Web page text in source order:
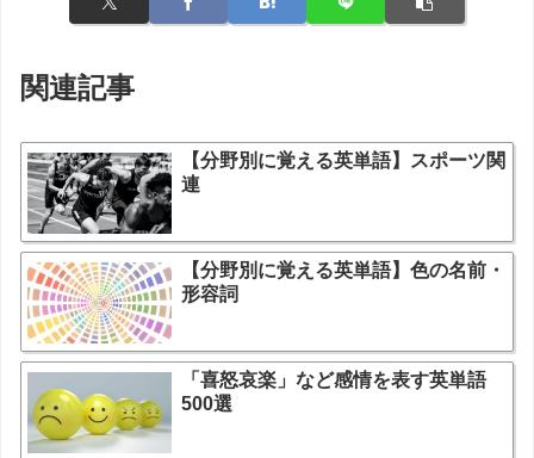
関連記事
【分野別に覚える英単語】スポーツ関
連
【分野別に覚える英単語】色の名前・
形容詞
「喜怒哀楽」など感情を表す英単語
500選